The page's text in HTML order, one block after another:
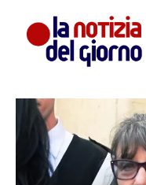
contenuto